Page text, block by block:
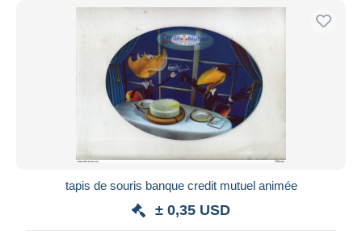
tapis de souris banque credit mutuel animée
± 0,35 USD